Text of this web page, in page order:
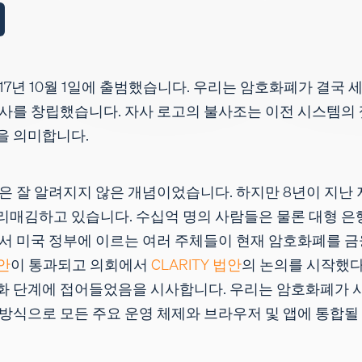
년 10월 1일에 출범했습니다. 우리는 암호화폐가 결국
를 창립했습니다. 자사 로고의 불사조는 이전 시스템
의미합니다.
잘 알려지지 않은 개념이었습니다. 하지만 8년이 지난
매김하고 있습니다. 수십억 명의 사람들은 물론 대형
미국 정부에 이르는 여러 주체들이 현재 암호화폐를
이 통과되고 의회에서 CLARITY 법안의 논의를 시작했
단계에 접어들었음을 시사합니다. 우리는 암호화폐가
식으로 모든 주요 운영 체제와 브라우저 및 앱에 통합